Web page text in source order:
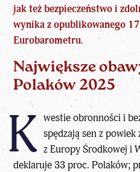
jak też bezpieczeństwo i
wynika z opublikowanego
Eurobarometru.
Największe
Polaków 2025
K westie obronności i
spędzają sen z powiek
z Europy Środkowej i
deklaruje 33 proc. Polaków;